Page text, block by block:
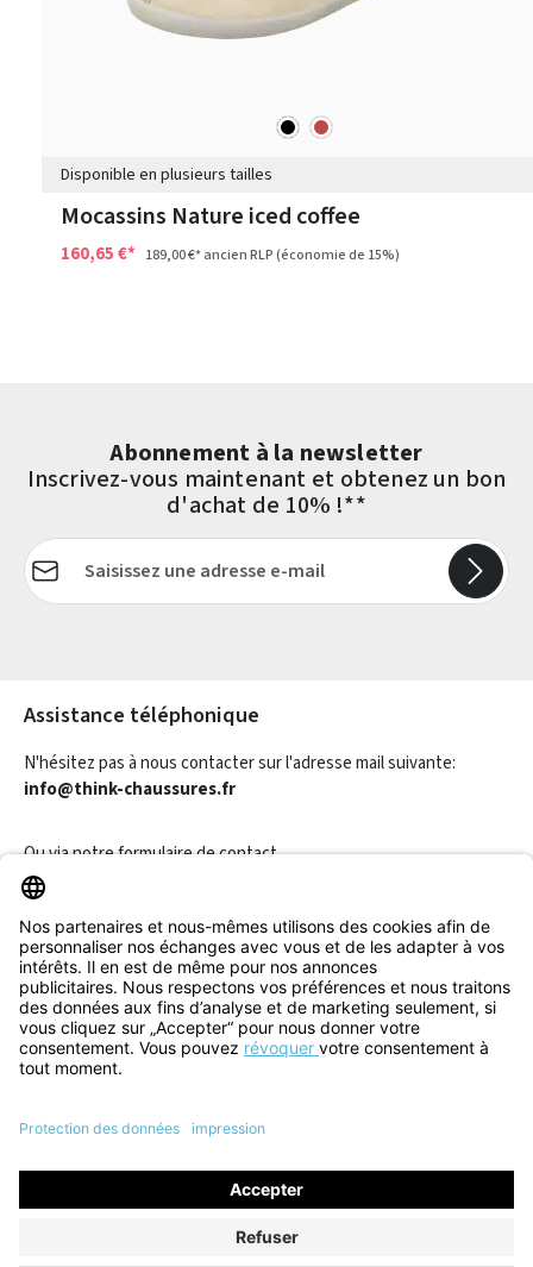
noir rouge
Disponible en plusieurs tailles
Mocassins Nature iced coffee
160,65 €* 189,00 €*ancien RLP(économie de 15%)
Abonnement à la newsletter
Inscrivez-vous maintenant et obtenez un bon
d'achat de 10% !**
Adresse e-mail*
Assistance téléphonique
N'hésitez pas à nous contacter sur l'adresse mail suivante:
info@think-chaussures.fr
Ou via notreformulaire de contact.
Révoquer un contrat
Informations
Aide & Contact
Tous les prix incluent la TVA plus les
éventuels frais de livraison, sauf indication contraire.